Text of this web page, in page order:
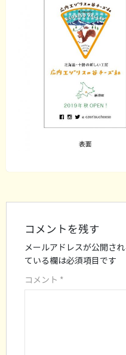
コメントを残す
メールアドレスが公開され
ている欄は必須項目です
コメント *